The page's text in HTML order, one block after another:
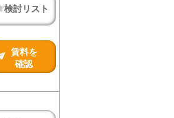
検討リスト
賃料を
確認